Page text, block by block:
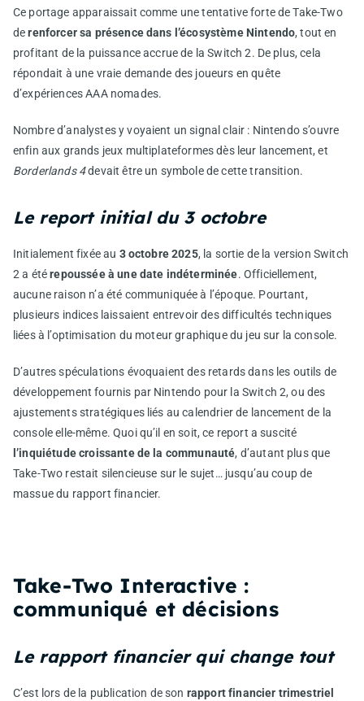
Ce portage apparaissait comme une tentative forte de Take-Two
derenforcer sa présence dans l’écosystème Nintendo, tout en
profitant de la puissance accrue de la Switch 2. De plus, cela
répondait à une vraie demande des joueurs en quête
d’expériences AAA nomades.
Nombre d’analystes y voyaient un signal clair : Nintendo s’ouvre
enfin aux grands jeux multiplateformes dès leur lancement, et
Borderlands 4devait être un symbole de cette transition.
Le report initial du 3 octobre
Initialement fixée au 3 octobre 2025, la sortie de la version Switch
2 a étérepoussée à une date indéterminée. Officiellement,
aucune raison n’a été communiquée à l’époque. Pourtant,
plusieurs indices laissaient entrevoir des difficultés techniques
liées à l’optimisation du moteur graphique du jeu sur la console.
D’autres spéculations évoquaient des retards dans les outils de
développement fournis par Nintendo pour la Switch 2, ou des
ajustements stratégiques liés au calendrier de lancement de la
console elle-même. Quoi qu’il en soit, ce report a suscité
l’inquiétude croissante de la communauté, d’autant plus que
Take-Two restait silencieuse sur le sujet… jusqu’au coup de
massue du rapport financier.
Take‑Two Interactive :
communiqué et décisions
Le rapport financier qui change tout
C’est lors de la publication de son rapport financier trimestriel